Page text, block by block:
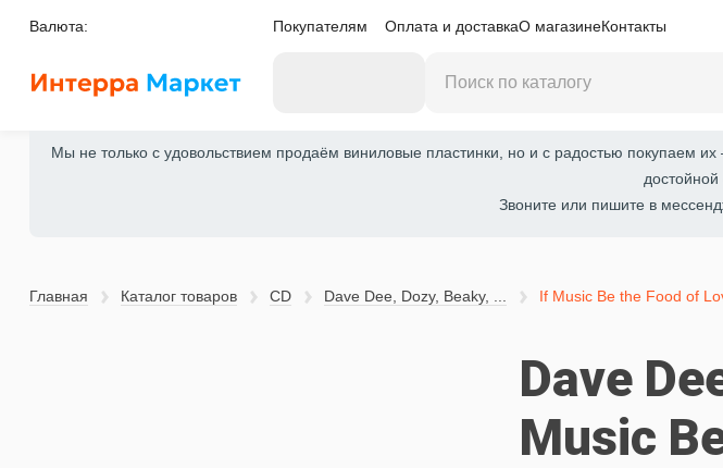
Валюта: Покупателям Оплата и доставкаО магазинеКонтакты
Мы не только с удовольствием продаём виниловые пластинки, но и с радостью покупаем их
достойной
Звоните или пишите в
Главная Каталог товаров CD Dave Dee, Dozy, Beaky, ... If Music Be the Food of
Dave
Music